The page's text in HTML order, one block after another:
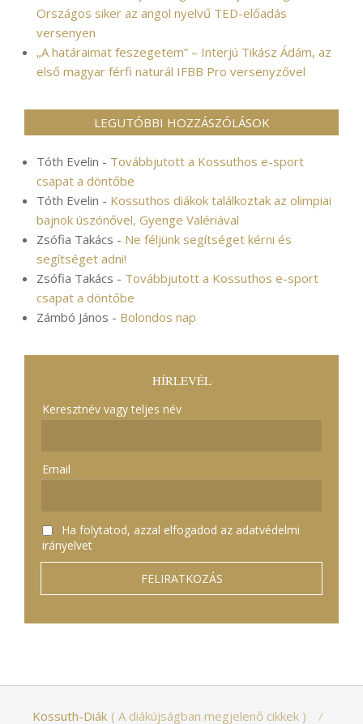
Országos siker az angol nyelvű TED-előadás
versenyen
„A határaimat feszegetem” – Interjú Tikász Ádám, az
első magyar férfi naturál IFBB Pro versenyzővel
LEGUTÓBBI HOZZÁSZÓLÁSOK
Tóth Evelin - Továbbjutott a Kossuthos e-sport
csapat a döntőbe
Tóth Evelin - Kossuthos diákok találkoztak az olimpiai
bajnok úszónővel, Gyenge Valériával
Zsófia Takács - Ne féljünk segítséget kérni és
segítséget adni!
Zsófia Takács - Továbbjutott a Kossuthos e-sport
csapat a döntőbe
Zámbó János - Bolondos nap
HÍRLEVÉL
Keresztnév vagy teljes név
Email
Ha folytatod, azzal elfogadod az adatvédelmi
irányelvet
Kossuth-Diák
A diákújságban megjelenő cikkek